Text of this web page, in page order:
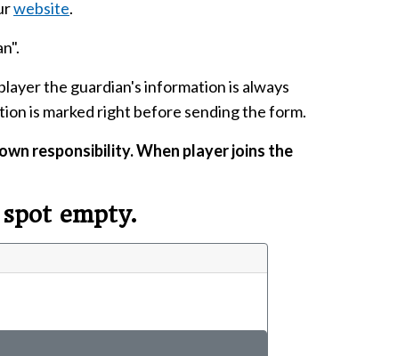
website.
the guardian's information is always
is marked right before sending the form.
responsibility. When player joins the
empty.